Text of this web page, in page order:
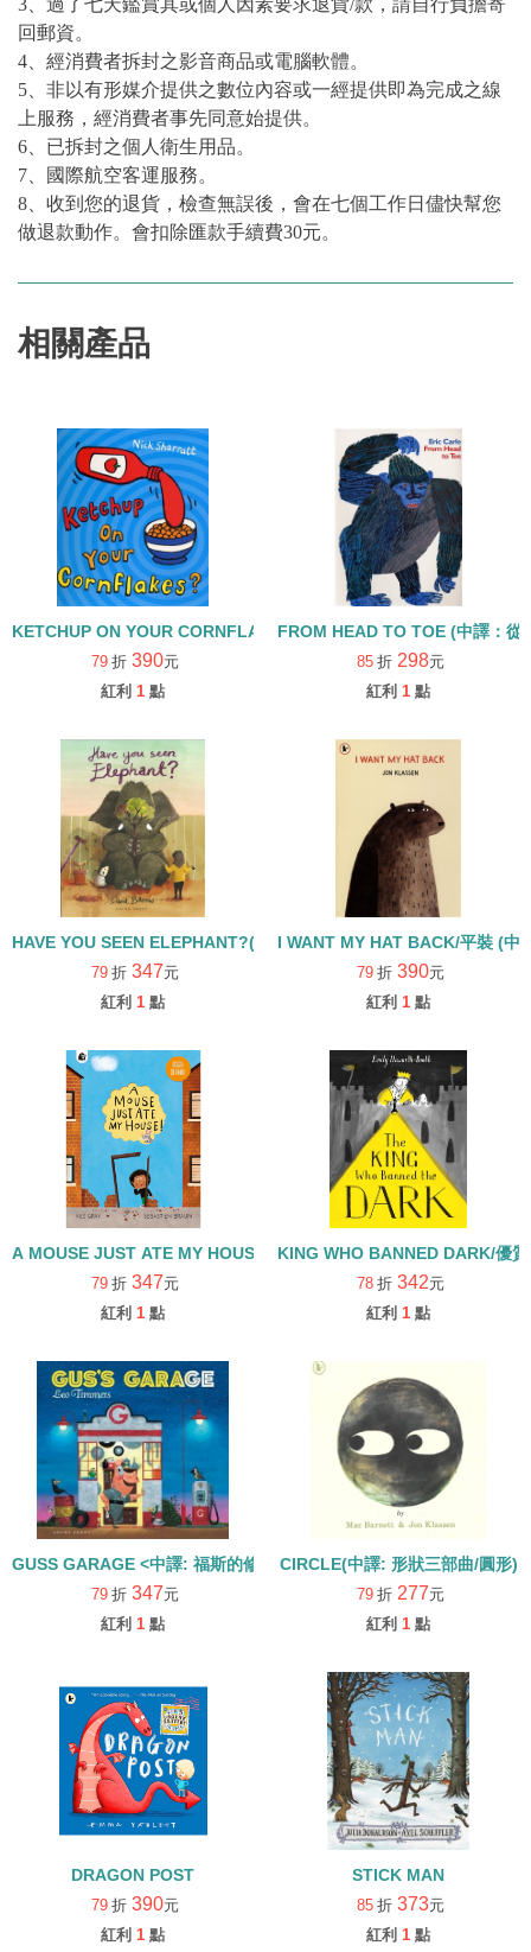
3、過了七天鑑賞其或個人因素要求退貨/款，請自行負擔寄
回郵資。
4、經消費者拆封之影音商品或電腦軟體。
5、非以有形媒介提供之數位內容或一經提供即為完成之線
上服務，經消費者事先同意始提供。
6、已拆封之個人衛生用品。
7、國際航空客運服務。
8、收到您的退貨，檢查無誤後，會在七個工作日儘快幫您
做退款動作。會扣除匯款手續費30元。
相關產品
KETCHUP ON YOUR CORNFLAKES? 【12】
79 折 390元
紅利 1 點
FROM HEAD TO TOE (中譯：從
85 折 298元
紅利 1 點
HAVE YOU SEEN ELEPHANT?(中譯:你有看到大象嗎?)/字母E學習繪
79 折 347元
紅利 1 點
I WANT MY HAT BACK/平裝 (中
79 折 390元
紅利 1 點
A MOUSE JUST ATE MY HOUSE
79 折 347元
紅利 1 點
KING WHO BANNED DARK/優
78 折 342元
紅利 1 點
GUSS GARAGE <中譯: 福斯的修車廠>
79 折 347元
紅利 1 點
CIRCLE(中譯: 形狀三部曲/圓形)
79 折 277元
紅利 1 點
DRAGON POST
79 折 390元
紅利 1 點
STICK MAN
85 折 373元
紅利 1 點